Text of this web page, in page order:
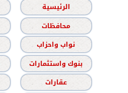
الرئيسية
محافظات
نواب واحزاب
بنوك واستثمارات
عقارات